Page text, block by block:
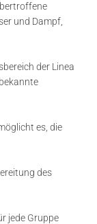
und Dampf,
der Linea
es, die
des
jede Gruppe